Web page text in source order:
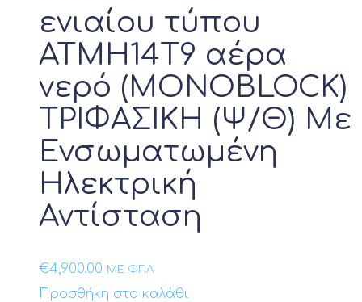
22kW
30kW
6kW
8kW
Προϊόν Ονομαστική απόδοση Btu
Προϊόν Λειτουργία Ψύξης
ενιαίου τύπου
ATMH14T9 αέρα
νερό (MONOBLOCK)
ΤΡΙΦΑΣΙΚΗ (Ψ/Θ) Με
Ενσωματωμένη
Ηλεκτρική
Αντίσταση
€4,900.00 ΜΕ ΦΠΑ
Προσθήκη στο καλάθι